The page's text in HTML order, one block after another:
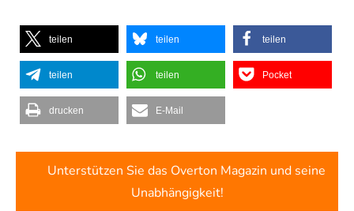
teilen teilen teilen
teilen teilen Pocket
drucken E-Mail
Unterstützen Sie das Overton Magazin und seine
Unabhängigkeit!